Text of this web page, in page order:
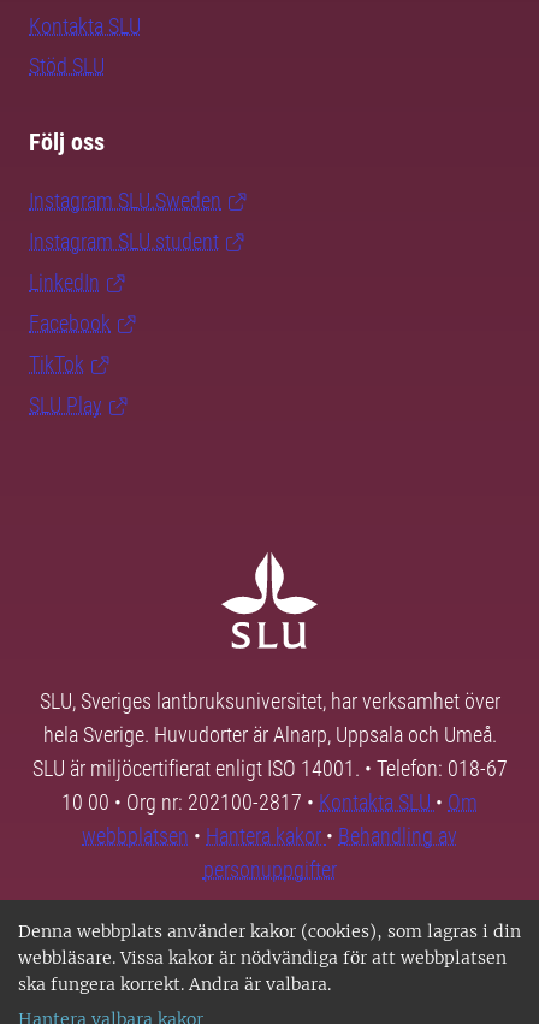
Denna webbplats använder kakor (cookies), som lagras i din
webbläsare. Vissa kakor är nödvändiga för att webbplatsen
ska fungera korrekt. Andra är valbara.
Hantera valbara kakor
Kontakta SLU
Stöd SLU
Följ oss
Instagram SLU.Sweden
Instagram SLU.student
LinkedIn
Facebook
TikTok
SLU Play
SLU, Sveriges lantbruksuniversitet, har verksamhet över
hela Sverige. Huvudorter är Alnarp, Uppsala och Umeå.
SLU är miljöcertifierat enligt ISO 14001. • Telefon: 018-67
10 00 • Org nr: 202100-2817 • Kontakta SLU • Om
webbplatsen • Hantera kakor • Behandling av
personuppgifter